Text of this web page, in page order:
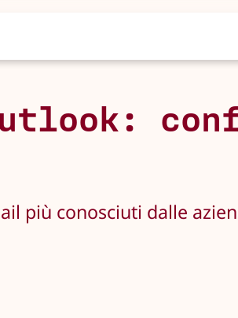
più conosciuti dalle